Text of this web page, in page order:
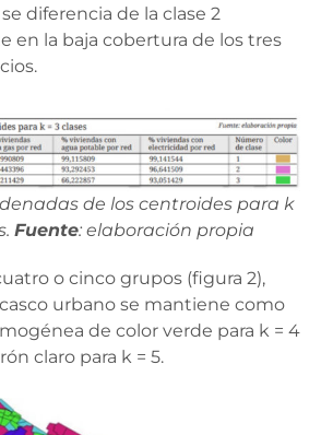
diferencia de la clase 2
en la baja cobertura de los tres
de los centroides para k
Fuente: elaboración propia
o cinco grupos (figura 2),
urbano se mantiene como
de color verde para k = 4
claro para k = 5.